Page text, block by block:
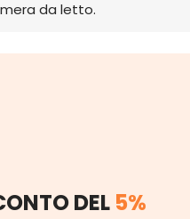
da letto.
DEL 5%